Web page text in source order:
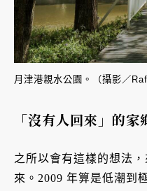
月津港親水公園。（攝影／
「沒有人回來」的家
之所以會有這樣的想法
來。2009 年算是低潮到